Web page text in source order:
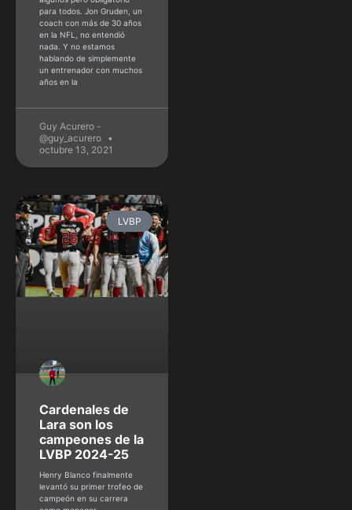
para todos. Jon Gruden, un
coach con más de 30 años
en la NFL, no entendió
nada. Y no estamos
hablando de simplemente
un entrenador con muchos
años en la
Guy Acurero -
@guy_acurero
octubre 13, 2021
LVBP
Cardenales de
Lara son los
campeones de la
LVBP 2024-25
Henry Blanco finalmente
levantó su primer trofeo de
campeón en su carrera